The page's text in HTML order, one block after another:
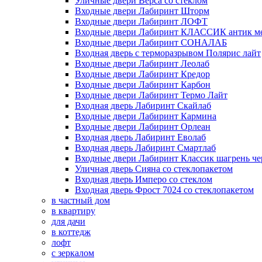
Входные двери Лабиринт Шторм
Входные двери Лабиринт ЛОФТ
Входные двери Лабиринт КЛАССИК антик
Входные двери Лабиринт СОНАЛАБ
Входная дверь с терморазрывом Полярис лайт
Входные двери Лабиринт Леолаб
Входные двери Лабиринт Кредор
Входные двери Лабиринт Карбон
Входные двери Лабиринт Термо Лайт
Входная дверь Лабиринт Скайлаб
Входные двери Лабиринт Кармина
Входные двери Лабиринт Орлеан
Входная дверь Лабиринт Еволаб
Входная дверь Лабиринт Смартлаб
Входные двери Лабиринт Классик шагрень
Уличная дверь Сияна со стеклопакетом
Входная дверь Имперо со стеклом
Входная дверь Фрост 7024 со стеклопакетом
в частный дом
в квартиру
для дачи
в коттедж
лофт
с зеркалом